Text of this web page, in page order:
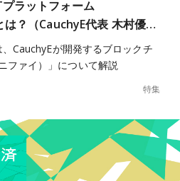
プラットフォーム
は？（CauchyE代表 木村優…
CauchyEが開発するブロックチ
ファイ）」について解説
特集